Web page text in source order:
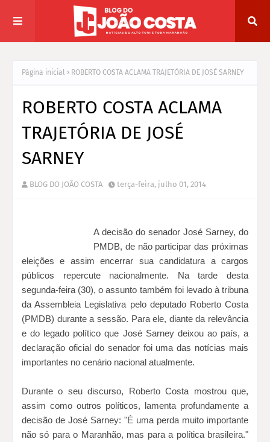
Página inicial ROBERTO COSTA ACLAMA TRAJETÓRIA DE JOSÉ SARNEY
ROBERTO COSTA ACLAMA
TRAJETÓRIA DE JOSÉ
SARNEY
BLOG DO JOÃO COSTA terça-feira, julho 01, 2014
A decisão do senador José Sarney, do
PMDB, de não participar das próximas
eleições e assim encerrar sua candidatura a cargos
públicos repercute nacionalmente. Na tarde desta
segunda-feira (30), o assunto também foi levado à tribuna
da Assembleia Legislativa pelo deputado Roberto Costa
(PMDB) durante a sessão. Para ele, diante da relevância
e do legado político que José Sarney deixou ao país, a
declaração oficial do senador foi uma das notícias mais
importantes no cenário nacional atualmente.
Durante o seu discurso, Roberto Costa mostrou que,
assim como outros políticos, lamenta profundamente a
decisão de José Sarney: "É uma perda muito importante
não só para o Maranhão, mas para a política brasileira."